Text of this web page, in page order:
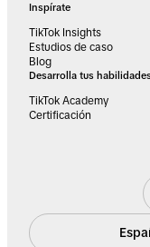
Inspírate
TikTok Insights
Estudios de caso
Blog
Desarrolla tus
TikTok Academy
Certificación